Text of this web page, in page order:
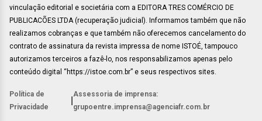
vinculação editorial e societária com a EDITORA TRES COMÉRCIO DE
PUBLICACÕES LTDA (recuperação judicial). Informamos também que não
realizamos cobranças e que também não oferecemos cancelamento do
contrato de assinatura da revista impressa de nome ISTOÉ, tampouco
autorizamos terceiros a fazê-lo, nos responsabilizamos apenas pelo
conteúdo digital “https://istoe.com.br” e seus respectivos sites.
Política de
Privacidade
Assessoria de imprensa:
grupoentre.imprensa@agenciafr.com.br